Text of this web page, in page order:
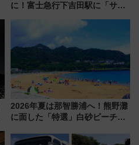
に！富士急行下吉田駅に「サ電
業 行き交う電車の音や振動を
感じながら「ととのう」新感覚
2026年夏は那智勝浦へ！熊野灘
に面した「特選」白砂ビーチは
会」は8月11日開催！